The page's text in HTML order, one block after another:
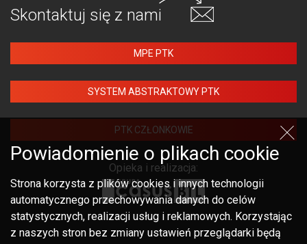
Skontaktuj się z nami
MPE PTK
SYSTEM ABSTRAKTOWY PTK
PTK CZŁONKOWIE
Opieka i realizacja:
Powiadomienie o plikach cookie
Strona korzysta z plików cookies i innych technologii
automatycznego przechowywania danych do celów
statystycznych, realizacji usług i reklamowych. Korzystając
z naszych stron bez zmiany ustawień przeglądarki będą